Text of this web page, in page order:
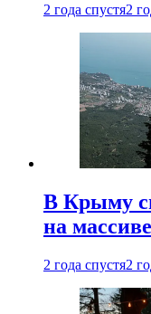
2 года спустя2
В Крыму
на
2 года спустя2